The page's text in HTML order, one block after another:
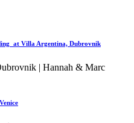
at Villa Argentina, Dubrovnik